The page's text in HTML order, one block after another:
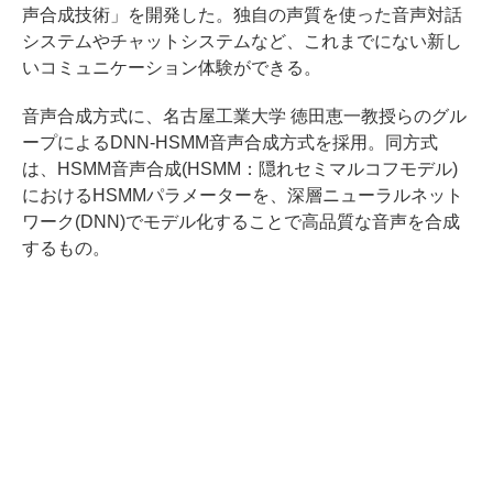
声合成技術」を開発した。独自の声質を使った音声対話
システムやチャットシステムなど、これまでにない新し
いコミュニケーション体験ができる。
音声合成方式に、名古屋工業大学 徳田恵一教授らのグル
ープによるDNN-HSMM音声合成方式を採用。同方式
は、HSMM音声合成(HSMM：隠れセミマルコフモデル)
におけるHSMMパラメーターを、深層ニューラルネット
ワーク(DNN)でモデル化することで高品質な音声を合成
するもの。